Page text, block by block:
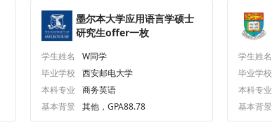
墨尔本大学应用语言学硕士
研究生offer一枚
学生姓名
W同学
毕业学校
西安邮电大学
本科专业
商务英语
基本背景
其他，GPA88.78
学生姓名
毕业学校
本科专业
基本背景